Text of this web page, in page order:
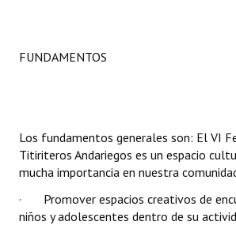
Antiguos Pobladores
Datos Históricos
Premio al Mérito - Registro
Audiencias Públicas - Registro
FUNDAMENTOS
Los fundamentos generales son: El VI
Titiriteros Andariegos es un espacio
mucha importancia en nuestra
· Promover espacios creativos de
niños y adolescentes dentro de su